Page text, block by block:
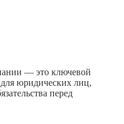
— это ключевой
юридических лиц,
перед